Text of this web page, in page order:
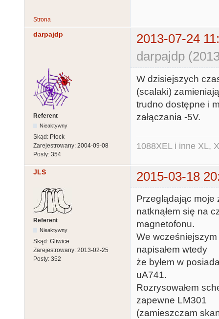
Strona
darpajdp
2013-07-24
darpajdp
Referent
Nieaktywny
Skąd: Płock
Zarejestrowany: 2004-09-08
Posty: 354
W dzisiejszych
(scalaki)
trudno dostępne i
załączania -5V.
1088XEL i inne XL,
JLS 2015-03-18
Referent
Nieaktywny
Skąd: Gliwice
Zarejestrowany: 2013-02-25
Posty: 352
Przeglądając moje
natknąłem się na
magnetofonu.
We
napisałem wtedy
że byłem w
uA741.
Rozrysowałem
zapewne LM301
(zamieszczam